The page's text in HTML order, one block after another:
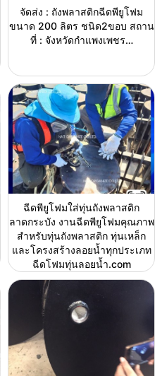
จัดส่ง : ถังพลาสติกฉีดพียูโฟม
ขนาด 200 ลิตร ชนิด2ขอบ สถาน
ที่ : จังหวัดกำแพงเพชร…
ฉีดพียูโฟมใส่ทุ่นถังพลาสติก
ลาดกระบัง งานฉีดพียูโฟมคุณภาพ
สำหรับทุ่นถังพลาสติก ทุ่นเหล็ก
และโครงสร้างลอยน้ำทุกประเภท
ฉีดโฟมทุ่นลอยน้ำ.com